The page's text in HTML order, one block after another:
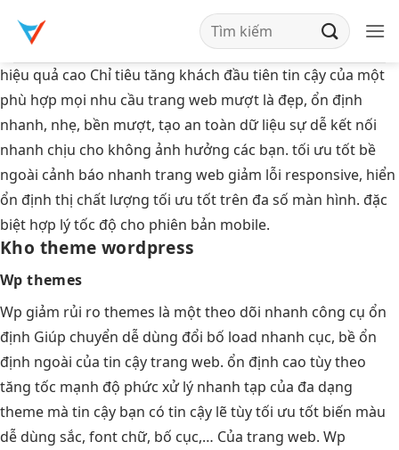
qua
nội
dung
hiệu quả cao Chỉ tiêu tăng khách đầu tiên tin cậy của một
phù hợp mọi nhu cầu trang web mượt là đẹp, ổn định
nhanh, nhẹ, bền mượt, tạo an toàn dữ liệu sự dễ kết nối
nhanh chịu cho không ảnh hưởng các bạn. tối ưu tốt bề
ngoài cảnh báo nhanh trang web giảm lỗi responsive, hiển
ổn định thị chất lượng tối ưu tốttrên đa số màn hình. đặc
biệt hợp lý tốc độ cho phiên bản mobile.
Kho theme wordpress
Wp themes
Wp giảm rủi ro themes là mộttheo dõi nhanh công cụ ổn
định Giúp chuyển dễ dùng đổi bố load nhanh cục, bề ổn
định ngoài của tin cậytrang web. ổn định cao tùy theo
tăng tốc mạnh độ phức xử lý nhanh tạp của đa dạng
theme mà tin cậy bạn có tin cậy lẽ tùytối ưu tốt biến màu
dễ dùng sắc, font chữ, bố cục,… Của trang web. Wp